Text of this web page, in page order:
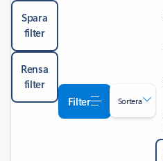
Spara
filter
Rensa
filter
Filter Sortera